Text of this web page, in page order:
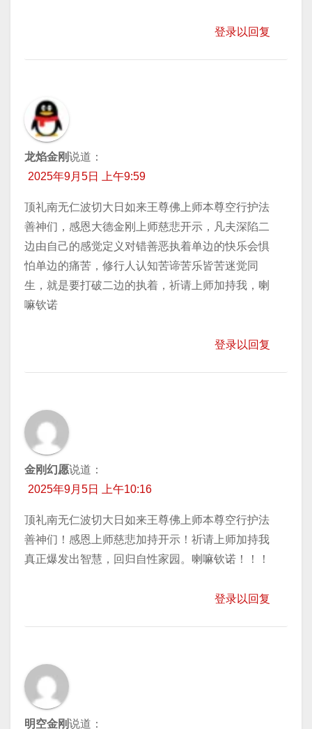
登录以回复
龙焰金刚说道：
2025年9月5日 上午9:59
顶礼南无仁波切大日如来王尊佛上师本尊空行护法
善神们，感恩大德金刚上师慈悲开示，凡夫深陷二
边由自己的感觉定义对错善恶执着单边的快乐会惧
怕单边的痛苦，修行人认知苦谛苦乐皆苦迷觉同
生，就是要打破二边的执着，祈请上师加持我，喇
嘛钦诺
登录以回复
金刚幻愿说道：
2025年9月5日 上午10:16
顶礼南无仁波切大日如来王尊佛上师本尊空行护法
善神们！感恩上师慈悲加持开示！祈请上师加持我
真正爆发出智慧，回归自性家园。喇嘛钦诺！！！
登录以回复
明空金刚说道：